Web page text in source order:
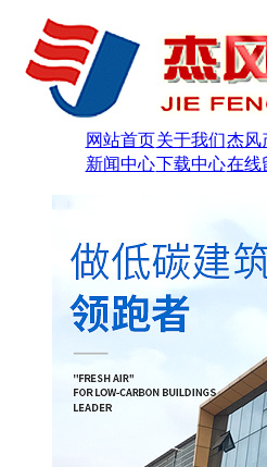
网站首页关于我们杰风
新闻中心下载中心在线